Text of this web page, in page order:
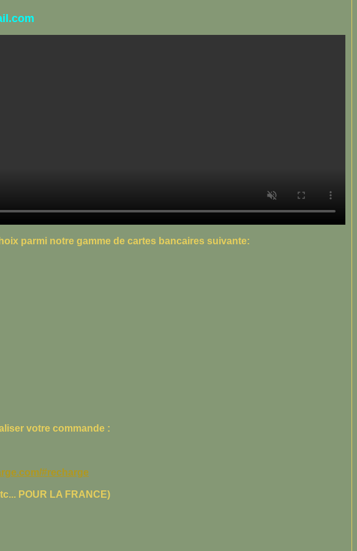
×
?
parmi notre gamme de cartes bancaires suivante:
votre commande :
#recharge
POUR LA FRANCE)